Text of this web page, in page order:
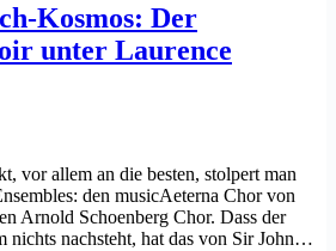
Kosmos: Der
unter Laurence
vor allem an die besten, stolpert man
den musicAeterna Chor von
Arnold Schoenberg Chor. Dass der
nichts nachsteht, hat das von Sir John…